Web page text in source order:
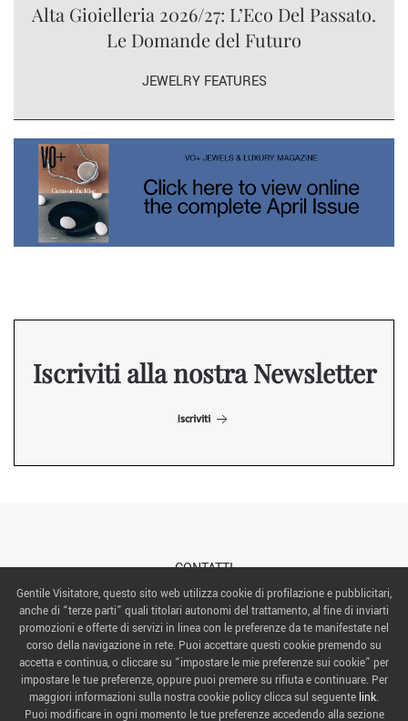
Alta Gioielleria 2026/27: L’Eco Del Passato.
Le Domande del Futuro
JEWELRY FEATURES
Iscriviti alla nostra Newsletter
Iscriviti
CONTATTI
ABOUT US
ITALIAN EXHIBITION GROUP SpA All rights reserved
Via Emilia 155, 47921 Rimini,
CF/PI 00139440408, Registro Imprese: Rimini P.I e n. Reg. Imprese 00139440408, Capitale Sociale
52.214.897 i.v.
Gentile Visitatore, questo sito web utilizza cookie di profilazione e pubblicitari,
anche di “terze parti” quali titolari autonomi del trattamento, al fine di inviarti
promozioni e offerte di servizi in linea con le preferenze da te manifestate nel
corso della navigazione in rete. Puoi accettare questi cookie premendo su
accetta e continua, o cliccare su “impostare le mie preferenze sui cookie” per
impostare le tue preferenze, oppure puoi premere su rifiuta e continuare. Per
maggiori informazioni sulla nostra cookie policy clicca sul seguente link.
Puoi modificare in ogni momento le tue preferenze accedendo alla sezione